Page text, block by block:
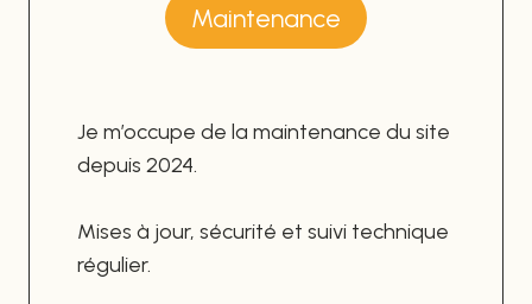
Maintenance
Je m’occupe de la maintenance du site
depuis 2024.
Mises à jour, sécurité et suivi technique
régulier.